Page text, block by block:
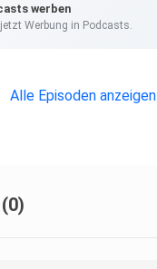
werben
Werbung in Podcasts.
Alle Episoden anzeigen